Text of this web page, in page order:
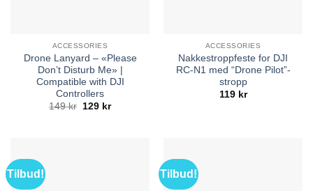
ACCESSORIES
Drone Lanyard – «Please
Don’t Disturb Me» |
Compatible with DJI
Controllers
149kr
Opprinnelig
129 krNåværende
ACCESSORIES
Nakkestroppfeste for DJI
RC-N1 med “Drone Pilot”-
stropp
119 kr
Tilbud! Tilbud!